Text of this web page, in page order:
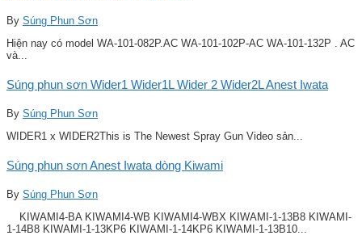
By Súng Phun Sơn
Hiện nay có model WA-101-082P.AC WA-101-102P-AC WA-101-132P . AC
và...
Súng phun sơn Wider1 Wider1L Wider 2 Wider2L Anest Iwata
By Súng Phun Sơn
WIDER1 x WIDER2This is The Newest Spray Gun Video sản...
Súng phun sơn Anest Iwata dòng Kiwami
By Súng Phun Sơn
KIWAMI4-BA KIWAMI4-WB KIWAMI4-WBX KIWAMI-1-13B8 KIWAMI-
1-14B8 KIWAMI-1-13KP6 KIWAMI-1-14KP6 KIWAMI-1-13B10...